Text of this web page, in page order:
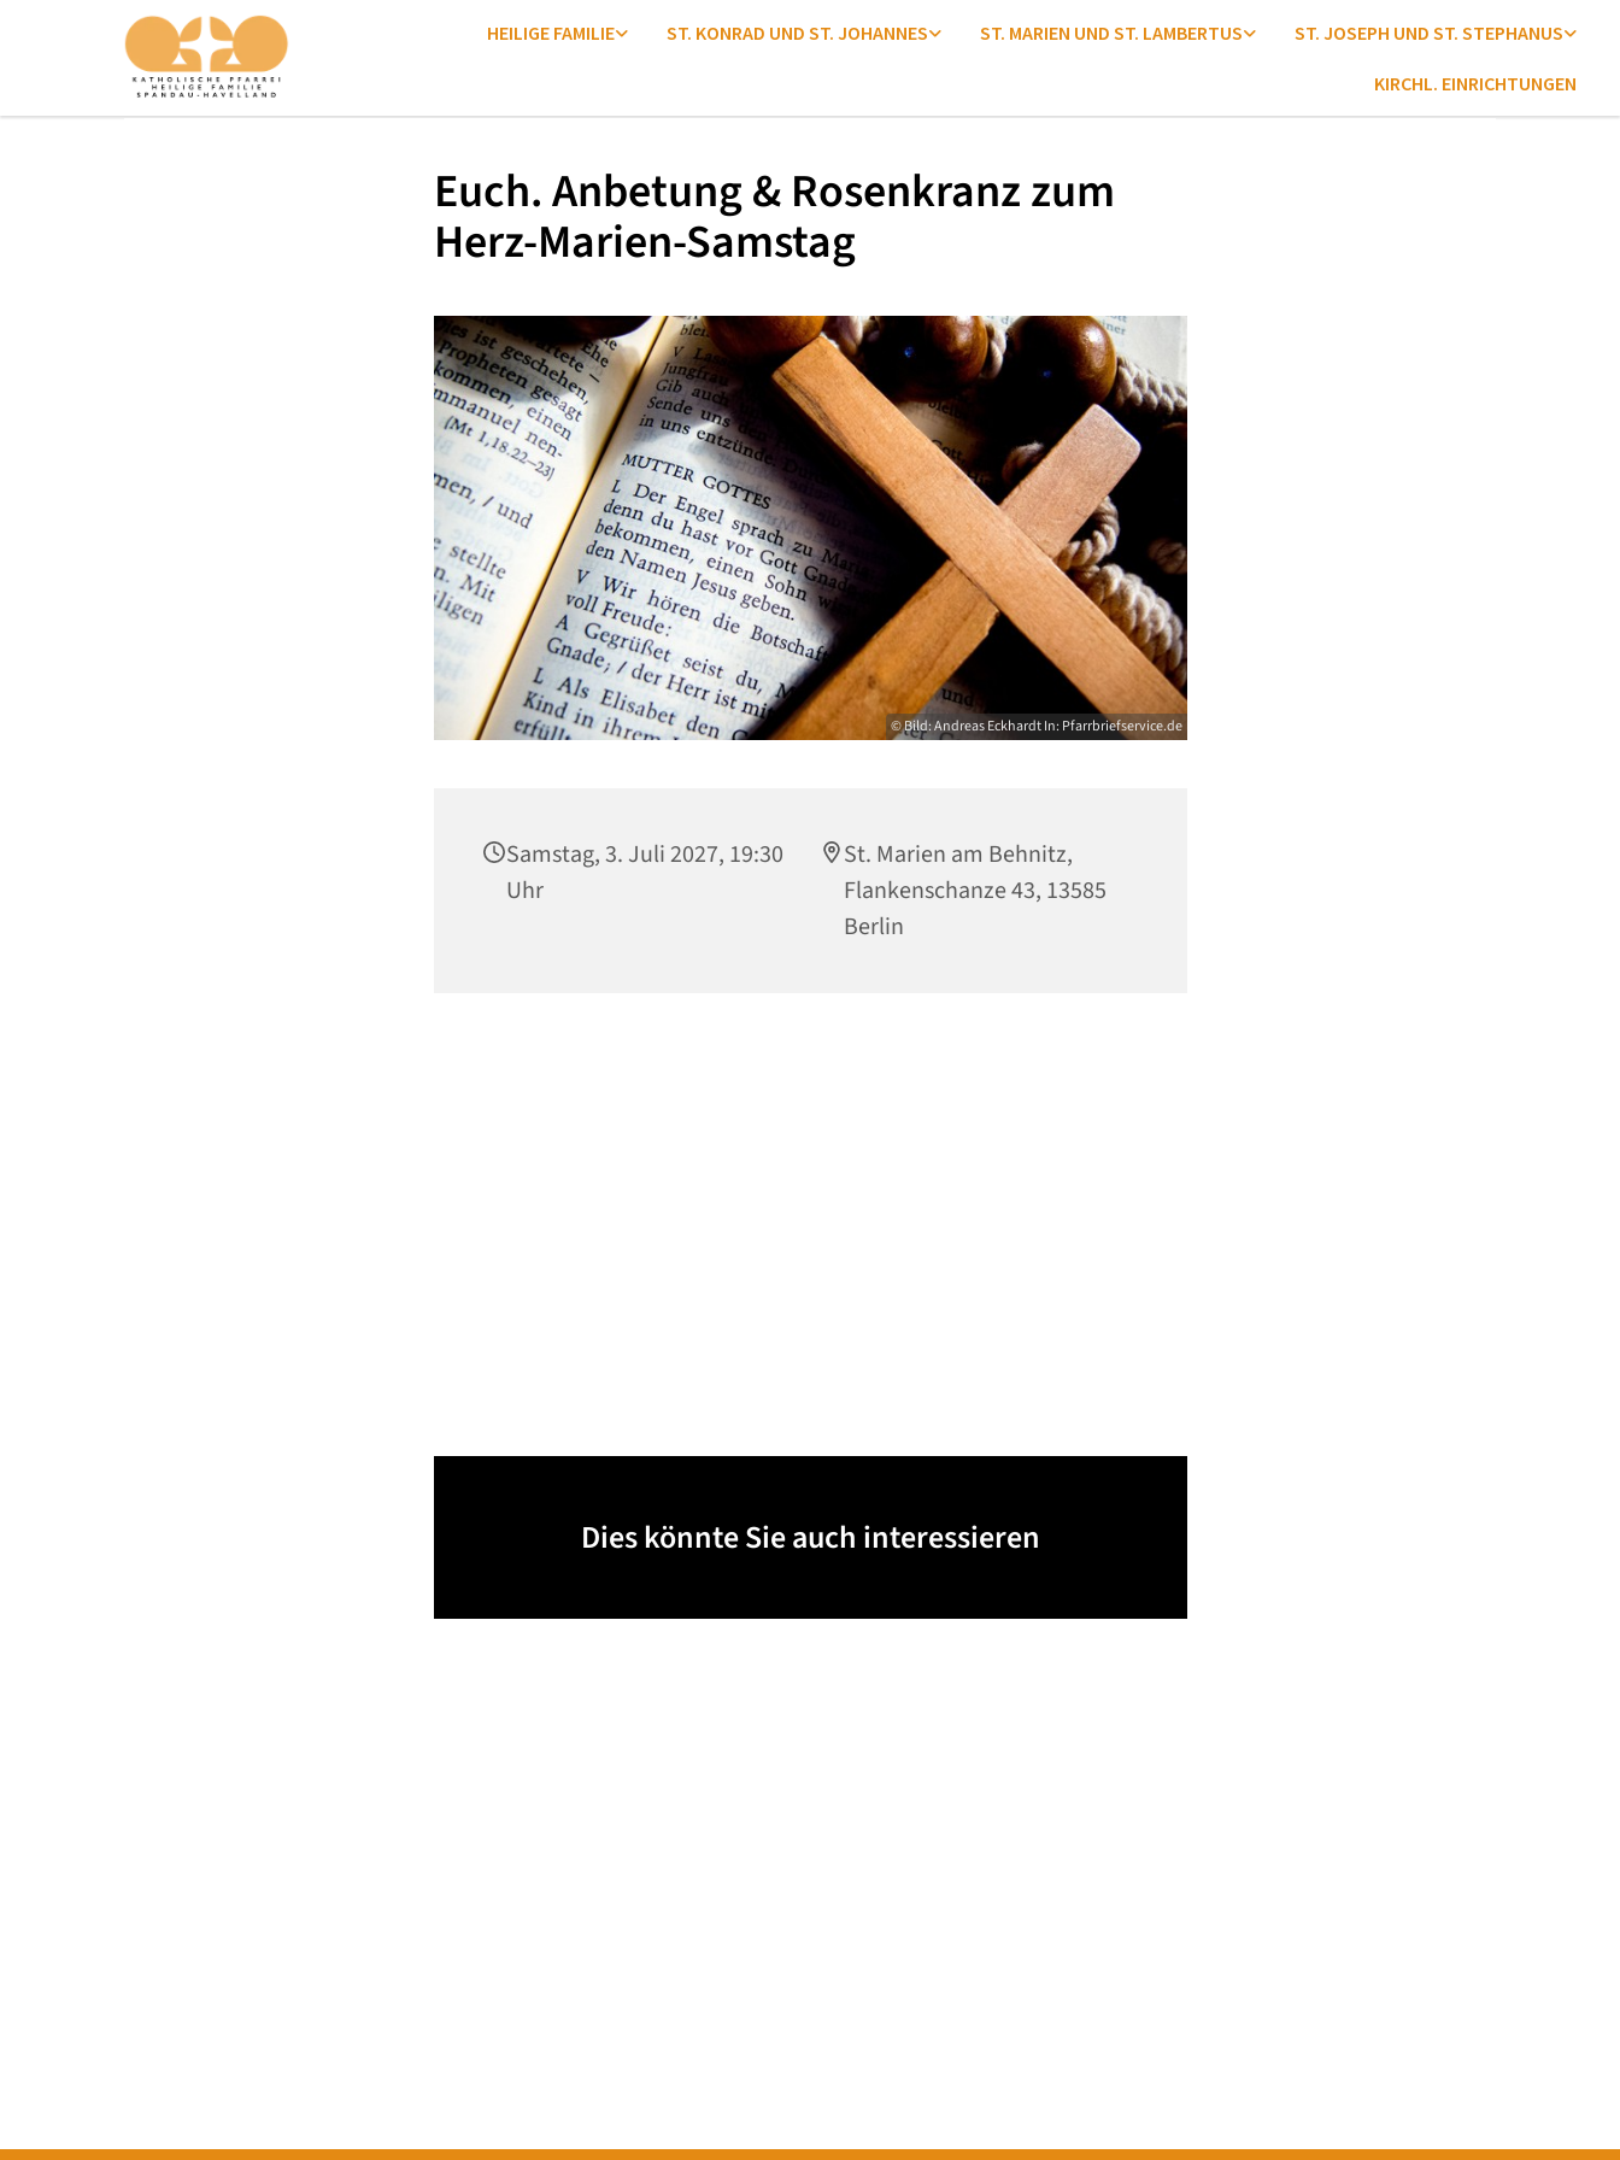
HEILIGE FAMILIE ST. KONRAD UND ST. JOHANNES ST. MARIEN UND ST. LAMBERTUS ST. JOSEPH UND ST. STEPHANUS
KIRCHL. EINRICHTUNGEN
Euch. Anbetung & Rosenkranz zum
Herz-Marien-Samstag
© Bild: Andreas Eckhardt In: Pfarrbriefservice.de
Samstag, 3. Juli 2027, 19:30
Uhr
St. Marien am Behnitz,
Flankenschanze 43, 13585
Berlin
Dies könnte Sie auch interessieren